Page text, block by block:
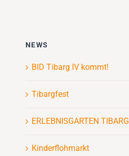
NEWS
BID Tibarg IV kommt!
Tibargfest
ERLEBNISGARTEN TIBARG
Kinderflohmarkt